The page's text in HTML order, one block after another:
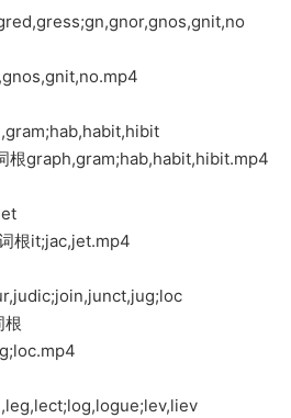
根graph,gram;hab,habit,hibit.mp4
根it;jac,jet.mp4
根